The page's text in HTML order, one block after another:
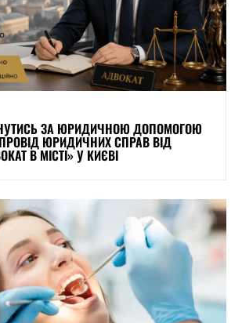
ЗА ЮРИДИЧНОЮ ДОПОМОГОЮ
ЮРИДИЧНИХ СПРАВ ВІД
В МІСТІ» У КИЄВІ